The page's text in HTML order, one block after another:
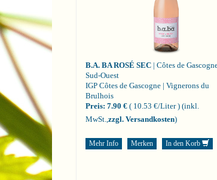
B.A. BA ROSÉ SEC | Côtes de
Sud-Ouest
IGP Côtes de Gascogne | Vignerons du
Brulhois
Preis: 7.90 € ( 10.53 €/Liter ) (inkl.
MwSt., zzgl. Versandkosten)
Mehr Info Merken In den Korb